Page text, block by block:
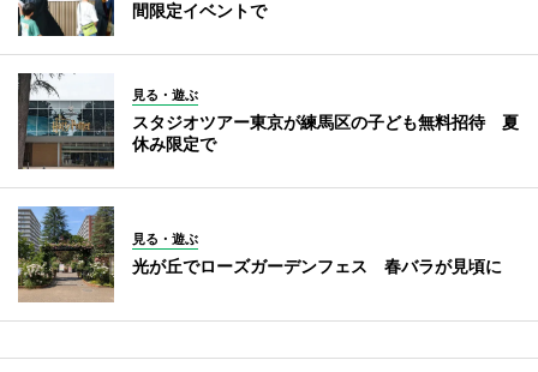
間限定イベントで
見る・遊ぶ
スタジオツアー東京が練馬区の子ども無料招待 夏
休み限定で
見る・遊ぶ
光が丘でローズガーデンフェス 春バラが見頃に